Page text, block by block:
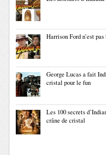
Harrison Ford n’est
George Lucas a fait
cristal pour le fun
Les 100 secrets
crâne de cristal